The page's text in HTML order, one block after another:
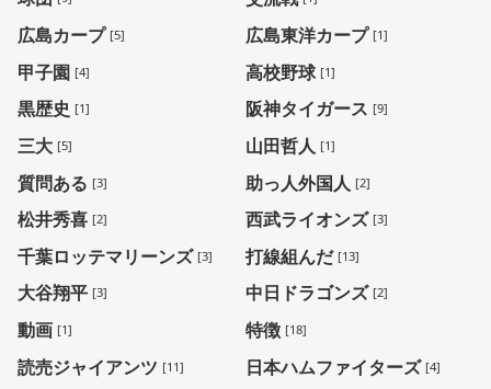
広島カープ [5] 広島東洋カープ [1]
甲子園 [4] 高校野球 [1]
黒歴史 [1] 阪神タイガース [9]
三大 [5] 山田哲人 [1]
質問ある [3] 助っ人外国人 [2]
松井秀喜 [2] 西武ライオンズ [3]
千葉ロッテマリーンズ [3] 打線組んだ [13]
大谷翔平 [3] 中日ドラゴンズ [2]
動画 [1] 特徴 [18]
読売ジャイアンツ [11] 日本ハムファイターズ [4]